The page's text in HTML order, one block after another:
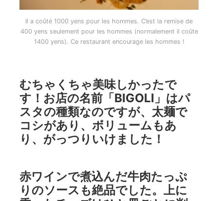
Il a coûté 1000 yens pour les hommes. C’est la remise de
400 yens seulement pour les hommes (normalement il coûte
1400 yens). Ce restaurant encourage les hommes !
むちゃくちゃ美味しかったで
す！お店の名前「BIGOLI」はパ
スタの種類なのですが、太麺で
コシがあり、ボリュームもあ
り、がっつりいけました！
赤ワインで煮込んだ牛肉たっぷ
りのソースも絶品でした。上に